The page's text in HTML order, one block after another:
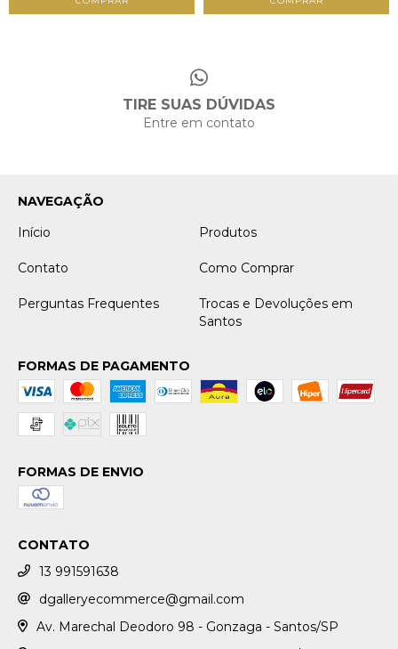
TIRE SUAS DÚVIDAS
Entre em contato
NAVEGAÇÃO
Início
Produtos
Contato Como Comprar
Perguntas Frequentes
Trocas e Devoluções em
Santos
FORMAS DE PAGAMENTO
FORMAS DE ENVIO
CONTATO
13 991591638
dgalleryecommerce@gmail.com
Av. Marechal Deodoro 98 - Gonzaga - Santos/SP